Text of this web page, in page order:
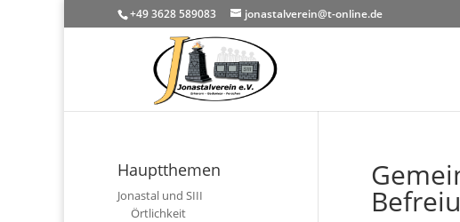
+49 3628 589083 jonastalverein@t-online.de
Hauptthemen
Jonastal und SIII
Örtlichkeit